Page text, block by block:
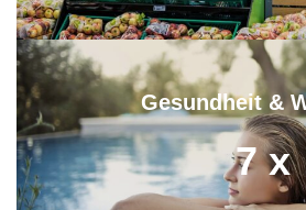
Gesundheit &
7 x